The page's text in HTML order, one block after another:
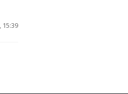
15:39